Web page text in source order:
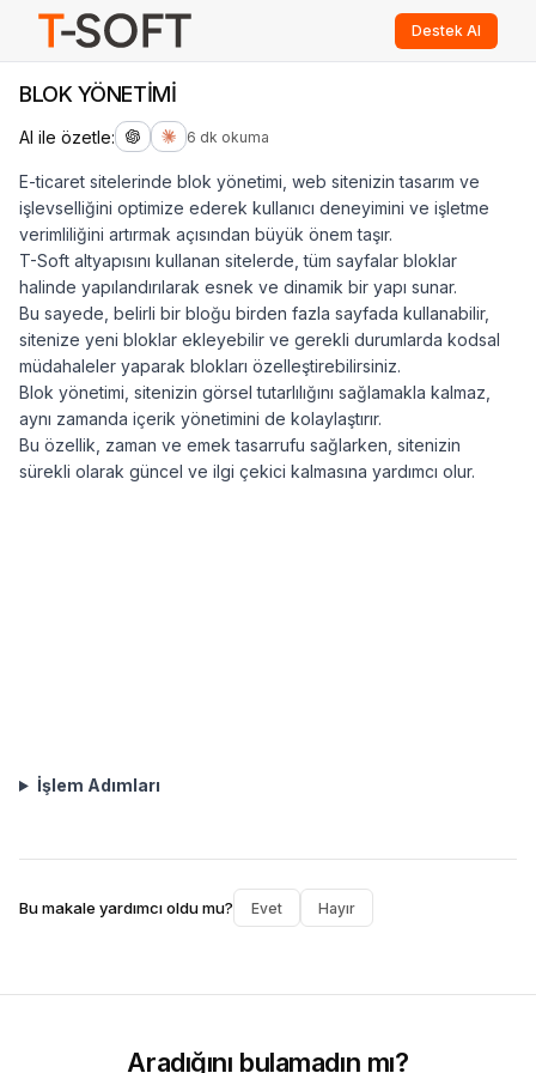
Destek Al
BLOK YÖNETİMİ
AI ile özetle: 6 dk okuma
E-ticaret sitelerinde blok yönetimi, web sitenizin tasarım ve
işlevselliğini optimize ederek kullanıcı deneyimini ve işletme
verimliliğini artırmak açısından büyük önem taşır.
T-Soft altyapısını kullanan sitelerde, tüm sayfalar bloklar
halinde yapılandırılarak esnek ve dinamik bir yapı sunar.
Bu sayede, belirli bir bloğu birden fazla sayfada kullanabilir,
sitenize yeni bloklar ekleyebilir ve gerekli durumlarda kodsal
müdahaleler yaparak blokları özelleştirebilirsiniz.
Blok yönetimi, sitenizin görsel tutarlılığını sağlamakla kalmaz,
aynı zamanda içerik yönetimini de kolaylaştırır.
Bu özellik, zaman ve emek tasarrufu sağlarken, sitenizin
sürekli olarak güncel ve ilgi çekici kalmasına yardımcı olur.
İşlem Adımları
Bu makale yardımcı oldu mu? Evet Hayır
Aradığını bulamadın mı?